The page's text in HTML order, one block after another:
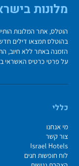
מלונות
הוטלס, אתר המלונות
בהוטלס תמצאו דילים
על פרטי כרטיס האשראי
כללי
מי אנחנו
צור קשר
Israel Hotels
לוח חופשות חגים